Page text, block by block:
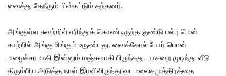
வைத்து தேநீரும் பிஸ்கட்டும் தந்தனர்.
அங்குள்ள சுவற்றில் எரிந்துக் கொண்டிருந்த குண்டு பல்பு மென்
காற்றில் அங்குமிங்கும் உருண்டது. வைக்கோல் போர் பொன்
மழைச்சரமாகி இன்னும் மஞ்சளாகியிருந்தது. பாசறை முடிந்து வீடு
திரும்பிய அடுத்த நாள் இரவிலிருந்து வடமலைசமுத்திரத்தை